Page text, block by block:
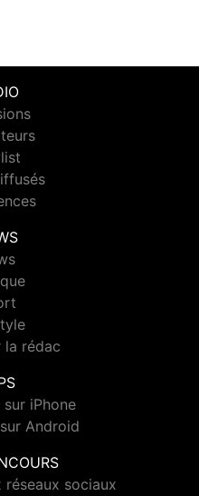
la rédac
iPhone
Android
réseaux sociaux